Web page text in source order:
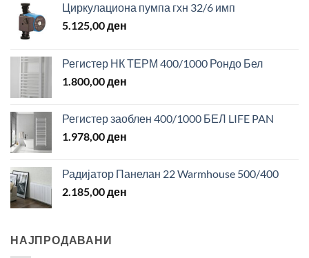
Циркулациона пумпа гхн 32/6 имп
5.125,00ден
Регистер НК ТЕРМ 400/1000 Рондо Бел
1.800,00ден
Регистер заоблен 400/1000 БЕЛ LIFE PAN
1.978,00ден
Радијатор Панелан 22 Warmhouse 500/400
2.185,00ден
НАЈПРОДАВАНИ